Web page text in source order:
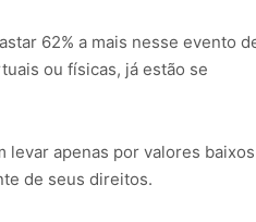
62% a mais nesse evento
ou físicas, já estão se
levar apenas por valores baixos
de seus direitos.